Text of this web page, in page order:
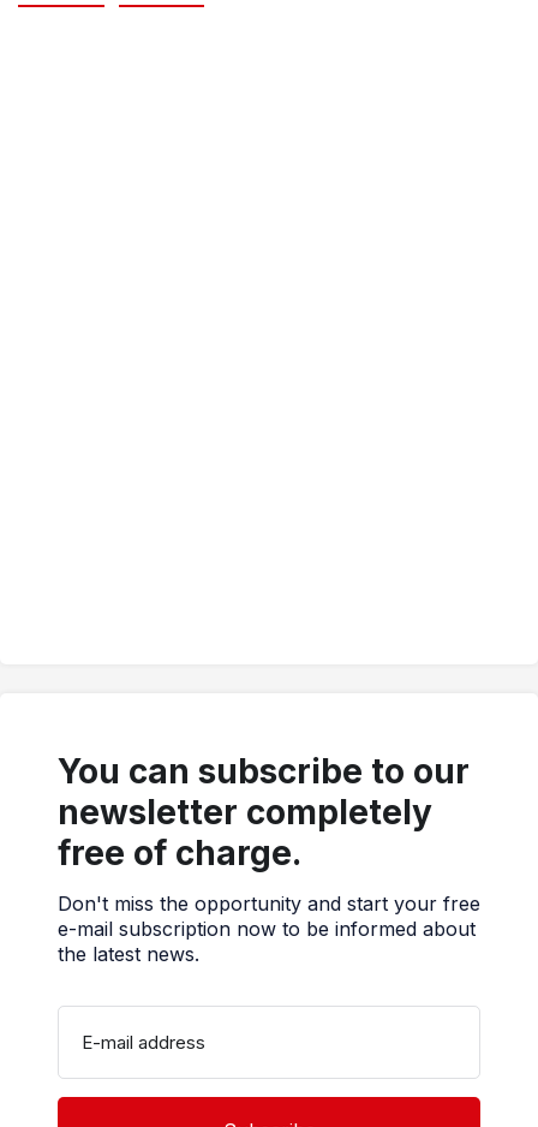
You can subscribe to our
newsletter completely
free of charge.
Don't miss the opportunity and start your free
e-mail subscription now to be informed about
the latest news.
E-mail address